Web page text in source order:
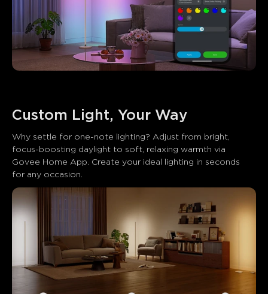
Custom Light, Your Way
Why settle for one-note lighting? Adjust from bright,
focus-boosting daylight to soft, relaxing warmth via
Govee Home App. Create your ideal lighting in seconds
for any occasion.